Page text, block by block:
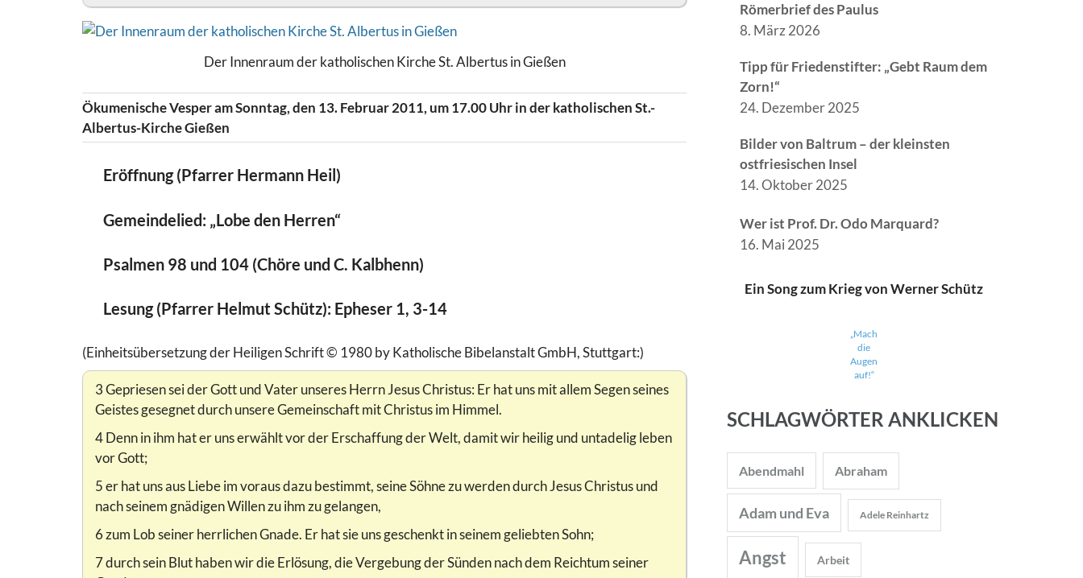
Der Innenraum der katholischen Kirche St. Albertus in Gießen
Ökumenische Vesper am Sonntag, den 13. Februar 2011, um 17.00 Uhr in der katholischen St.-
Albertus-Kirche Gießen
Eröffnung (Pfarrer Hermann Heil)
Gemeindelied: „Lobe den Herren“
Psalmen 98 und 104 (Chöre und C. Kalbhenn)
Lesung (Pfarrer Helmut Schütz): Epheser 1, 3-14
(Einheitsübersetzung der Heiligen Schrift © 1980 by Katholische Bibelanstalt GmbH, Stuttgart:)
3 Gepriesen sei der Gott und Vater unseres Herrn Jesus Christus: Er hat uns mit allem Segen seines
Geistes gesegnet durch unsere Gemeinschaft mit Christus im Himmel.
4 Denn in ihm hat er uns erwählt vor der Erschaffung der Welt, damit wir heilig und untadelig leben
vor Gott;
5 er hat uns aus Liebe im voraus dazu bestimmt, seine Söhne zu werden durch Jesus Christus und
nach seinem gnädigen Willen zu ihm zu gelangen,
6 zum Lob seiner herrlichen Gnade. Er hat sie uns geschenkt in seinem geliebten Sohn;
7 durch sein Blut haben wir die Erlösung, die Vergebung der Sünden nach dem Reichtum seiner
Römerbrief des Paulus
8. März 2026
Tipp für Friedenstifter: „Gebt Raum dem
Zorn!“
24. Dezember 2025
Bilder von Baltrum – der kleinsten
ostfriesischen Insel
14. Oktober 2025
Wer ist Prof. Dr. Odo Marquard?
16. Mai 2025
Ein Song zum Krieg von Werner Schütz
„Mach
die
Augen
auf!“
SCHLAGWÖRTER ANKLICKEN
Abendmahl Abraham
Adam und Eva Adele Reinhartz
Angst Arbeit